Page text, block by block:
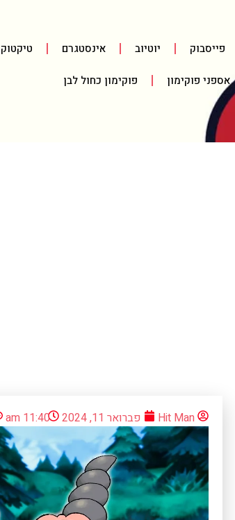
פייסבוק יוטיוב אינסטגרם טיקטוק
אספני פוקימון פוקימון כחול לבן
Hit Man פברואר 11, 2024 11:40 am